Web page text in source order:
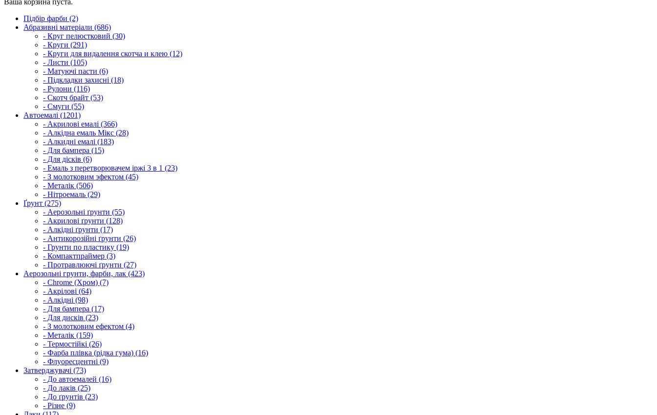
Підбір фарби (2)
Абразивні матеріали (686)
- Круг пелюстковий (30)
- Круги (291)
- Круги для видалення скотча и клею (12)
- Листи (105)
- Матуючі пасти (6)
- Підкладки захисні (18)
- Рулони (116)
- Скотч брайт (53)
- Смуги (55)
Автоемалі (1201)
- Акрилові емалі (366)
- Алкідна емаль Мікс (28)
- Алкидні емалі (183)
- Для бампера (15)
- Для дісків (6)
- Емаль з перетворювачем іржі 3 в 1 (23)
- З молотковим эфектом (45)
- Металік (506)
- Нітроемаль (29)
Ґрунт (275)
- Аерозольні ґрунти (55)
- Акрилові ґрунти (128)
- Алкідні ґрунти (17)
- Антикорозійні ґрунти (26)
- Грунти по пластику (19)
- Компактпраймер (3)
- Протравлюючі ґрунти (27)
Аерозольні грунти, фарби, лак (423)
- Chrome (Хром) (7)
- Акрілові (64)
- Алкідні (98)
- Для бампера (17)
- Для дисків (23)
- З молотковим ефектом (4)
- Металік (159)
- Термостійкі (26)
- Фарба плівка (рідка гума) (16)
- Флуоресцентні (9)
Затверджувачі (73)
- До автоемалей (16)
- До лаків (25)
- До ґрунтів (23)
- Різне (9)